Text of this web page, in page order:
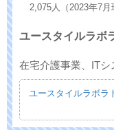
2,075人（2023年7月
ユースタイルラボ
在宅介護事業、ITシ
ユースタイルラボラ